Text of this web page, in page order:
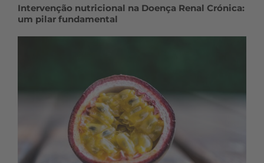
Intervenção nutricional na Doença Renal Crónica:
um pilar fundamental